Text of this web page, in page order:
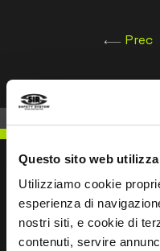
Questo sito web
Utilizziamo cookie
esperienza di
nostri siti, e cookie di
contenuti, servire
Prec